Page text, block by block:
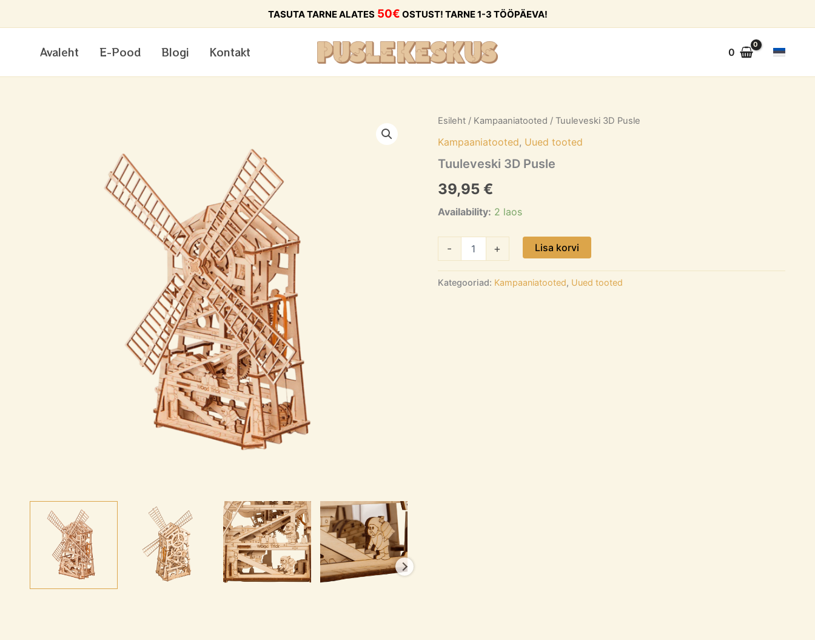
TASUTA TARNE ALATES50€ OSTUST! TARNE 1-3 TÖÖPÄEVA!
Avaleht E-Pood Blogi Kontakt 0
Esileht/ Kampaaniatooted / Tuuleveski 3D Pusle
Kampaaniatooted, Uued tooted
Tuuleveski 3D Pusle
39,95 €
Availability: 2 laos
-
Tuuleveski
Pusle
+ Lisa korvi
Kategooriad: Kampaaniatooted, Uued tooted